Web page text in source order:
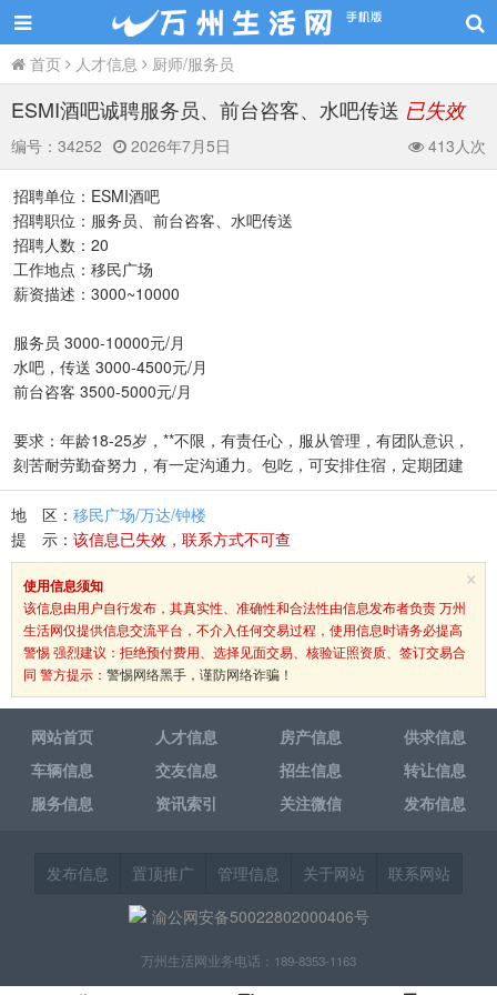
首页 人才信息 厨师/服务员
ESMI酒吧诚聘服务员、前台咨客、水吧传送 已失效
编号： 34252 2026年7月5日 413人次
招聘单位：ESMI酒吧
招聘职位：服务员、前台咨客、水吧传送
招聘人数：20
工作地点：移民广场
薪资描述：3000~10000
服务员 3000-10000元/月
水吧，传送 3000-4500元/月
前台咨客 3500-5000元/月
要求：年龄18-25岁，**不限，有责任心，服从管理，有团队意识，
刻苦耐劳勤奋努力，有一定沟通力。包吃，可安排住宿，定期团建
地 区： 移民广场/万达/钟楼
提 示： 该信息已失效，联系方式不可查
×
使用信息须知
该信息由用户自行发布，其真实性、准确性和合法性由信息发布者负责 万州
生活网仅提供信息交流平台，不介入任何交易过程，使用信息时请务必提高
警惕 强烈建议：拒绝预付费用、选择见面交易、核验证照资质、签订交易合
同 警方提示： 警惕网络黑手，谨防网络诈骗！
网站首页 人才信息 房产信息
供求信息
车辆信息
交友信息 招生信息
转让信息
服务信息
资讯索引 关注微信 发布信息
发布信息 置顶推广 管理信息 关于网站
联系网站
渝公网安备50022802000406号
万州生活网业务电话：189-8353-1163